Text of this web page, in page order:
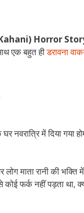
Kahani) Horror
एक बहुत हीडरावना
नवरात्रि में दिया गया
माता रानी की भक्ति
फर्क नहीं पड़ता था,